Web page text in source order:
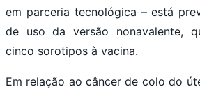
em parceria tecnológica – está
de uso da versão nonavalente,
cinco sorotipos à vacina.
Em relação ao câncer de colo do